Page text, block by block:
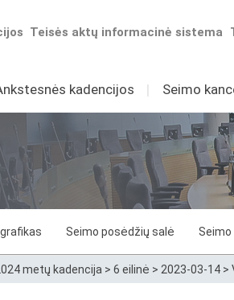
Teisės aktų informacinė sistema
kadencijos I Seimo
grafikas Seimo posėdžių salė Seimo
metų kadencija > 6 eilinė > 2023-03-14 >